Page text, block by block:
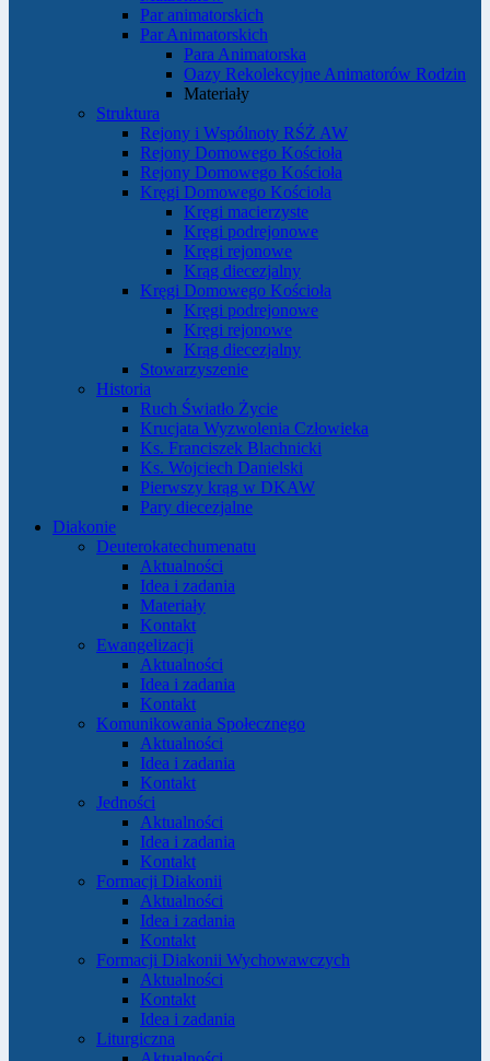
Par animatorskich
Par Animatorskich
Para Animatorska
Oazy Rekolekcyjne Animatorów Rodzin
Materiały
Struktura
Rejony i Wspólnoty RŚŻ AW
Rejony Domowego Kościoła
Rejony Domowego Kościoła
Kręgi Domowego Kościoła
Kręgi macierzyste
Kręgi podrejonowe
Kręgi rejonowe
Krąg diecezjalny
Kręgi Domowego Kościoła
Kręgi podrejonowe
Kręgi rejonowe
Krąg diecezjalny
Stowarzyszenie
Historia
Ruch Światło Życie
Krucjata Wyzwolenia Człowieka
Ks. Franciszek Blachnicki
Ks. Wojciech Danielski
Pierwszy krąg w DKAW
Pary diecezjalne
Diakonie
Deuterokatechumenatu
Aktualności
Idea i zadania
Materiały
Kontakt
Ewangelizacji
Aktualności
Idea i zadania
Kontakt
Komunikowania Społecznego
Aktualności
Idea i zadania
Kontakt
Jedności
Aktualności
Idea i zadania
Kontakt
Formacji Diakonii
Aktualności
Idea i zadania
Kontakt
Formacji Diakonii Wychowawczych
Aktualności
Kontakt
Idea i zadania
Liturgiczna